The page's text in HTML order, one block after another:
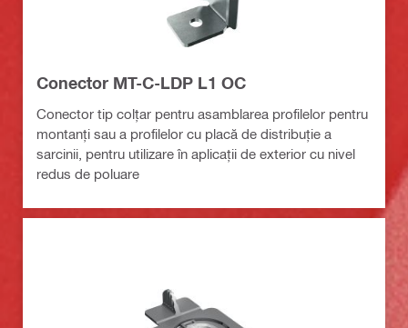
Conector MT-C-LDP L1 OC
Conector tip colțar pentru asamblarea profilelor pentru
montanți sau a profilelor cu placă de distribuție a
sarcinii, pentru utilizare în aplicații de exterior cu nivel
redus de poluare